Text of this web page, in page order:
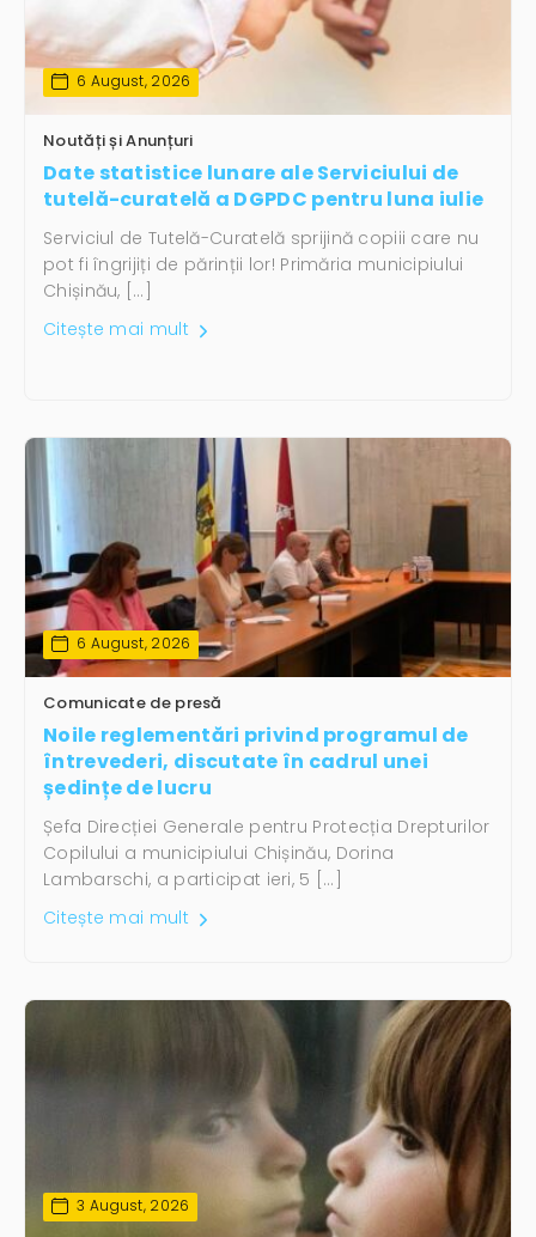
6 August, 2026
Noutăți și Anunțuri
Date statistice lunare ale Serviciului de
tutelă-curatelă a DGPDC pentru luna iulie
Serviciul de Tutelă-Curatelă sprijină copiii care nu
pot fi îngrijiți de părinții lor! Primăria municipiului
Chișinău, […]
Citește mai mult
6 August, 2026
Comunicate de presă
Noile reglementări privind programul de
întrevederi, discutate în cadrul unei
ședințe de lucru
Șefa Direcției Generale pentru Protecția Drepturilor
Copilului a municipiului Chișinău, Dorina
Lambarschi, a participat ieri, 5 […]
Citește mai mult
3 August, 2026